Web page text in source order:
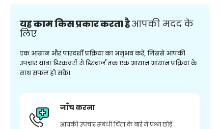
यह काम किस प्रकार करता हैआपकी मदद के
लिए
एक आसान और पारदर्शी प्रक्रिया का अनुभव करें, जिससे आपकी
उपचार यात्रा डिस्कवरी से डिस्चार्ज तक एक आसान आसान प्रक्रिया के
साथ सफल हो सके।
जाँच करना
आपकी उपचार संबंधी चिंता के बारे में प्रश्न छोड़ें